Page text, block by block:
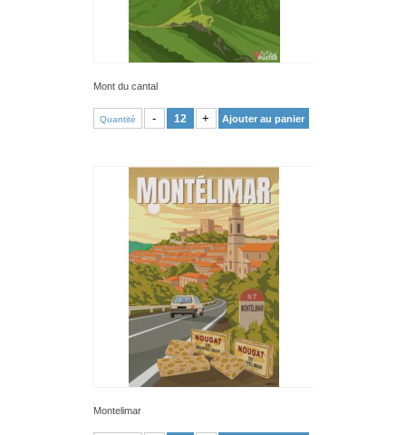
Mont du cantal
Quantité - + Ajouter au panier
Montelimar